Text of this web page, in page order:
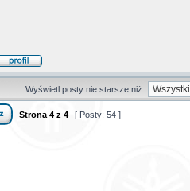
Wyświetl posty nie starsze niż:
Strona 4 z 4 [ Posty: 54 ]